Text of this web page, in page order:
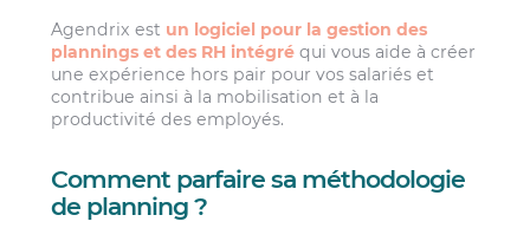
Agendrix est un logiciel pour la gestion des
plannings et des RH intégré qui vous aide à créer
une expérience hors pair pour vos salariés et
contribue ainsi à la mobilisation et à la
productivité des employés.
Comment parfaire sa méthodologie
de planning ?